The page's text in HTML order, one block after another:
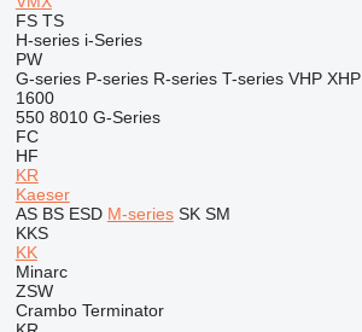
FS TS
H-series i-Series
PW
G-series P-series R-series T-series VHP XHP
1600
550 8010 G-Series
FC
HF
KR
Kaeser
AS BS ESD M-series SK SM
KKS
KK
Minarc
ZSW
Crambo Terminator